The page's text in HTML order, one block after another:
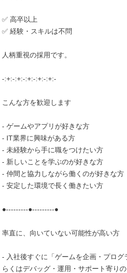
✅ 高卒以上
✅ 経験・スキルは不問
人柄重視の採用です。
-:+:-:+:-:+:-:+:-:+:-
こんな方を歓迎します
- ゲームやアプリが好きな方
- IT業界に興味がある方
- 未経験から手に職をつけたい方
- 新しいことを学ぶのが好きな方
- 仲間と協力しながら働くのが好きな方
- 安定した環境で長く働きたい方
●---------●---------●
率直に、向いていない可能性が高い方
- 入社後すぐに「ゲームを企画・プロ
らくはデバッグ・運用・サポート寄り